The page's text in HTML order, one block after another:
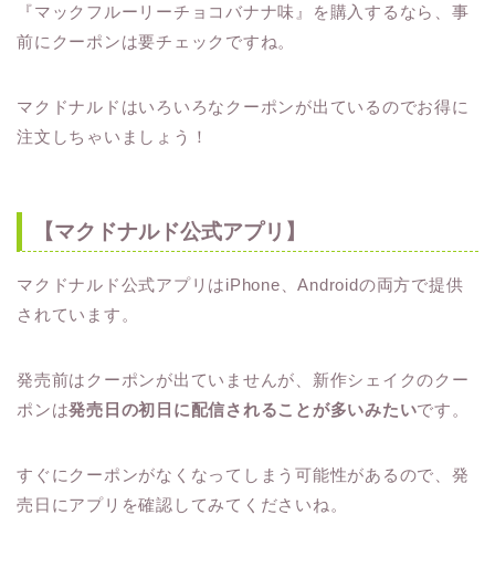
『マックフルーリーチョコバナナ味』を購入するなら、事
前にクーポンは要チェックですね。
マクドナルドはいろいろなクーポンが出ているのでお得に
注文しちゃいましょう！
【マクドナルド公式アプリ】
マクドナルド公式アプリはiPhone、Androidの両方で提供
されています。
発売前はクーポンが出ていませんが、新作シェイクのクー
ポンは発売日の初日に配信されることが多いみたいです。
すぐにクーポンがなくなってしまう可能性があるので、発
売日にアプリを確認してみてくださいね。